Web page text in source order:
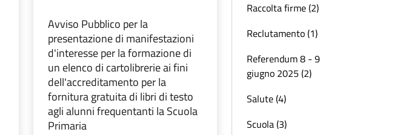
Avviso Pubblico per la
presentazione di manifestazioni
d'interesse per la formazione di
un elenco di cartolibrerie ai fini
dell'accreditamento per la
fornitura gratuita di libri di testo
agli alunni frequentanti la Scuola
Primaria
Raccolta firme (2)
Reclutamento (1)
Referendum 8 - 9
giugno 2025 (2)
Salute (4)
Scuola (3)